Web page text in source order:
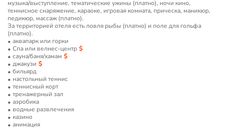
музыка/выступление, тематические ужины (платно), ночи кино,
теннисное снаряжение, караоке, игровая комната, прическа, маникюр,
педикюр, массаж (платно).
За территорией отеля есть ловля рыбы (платно) и поле для гольфа
(платно).
аквапарк или горки
Спа или велнес-центр
сауна/баня/хамам
джакузи
бильярд
настольный теннис
теннисный корт
тренажерный зал
аэробика
водные развлечения
казино
анимация